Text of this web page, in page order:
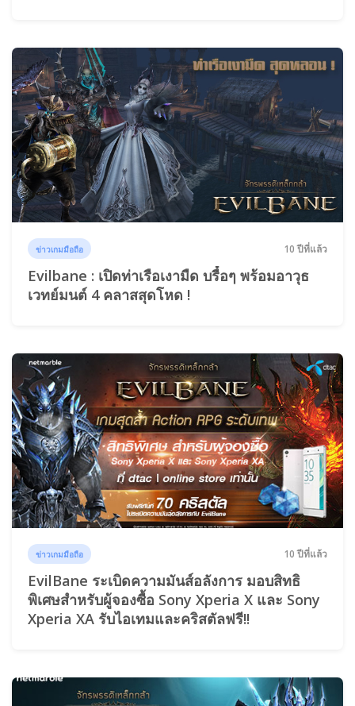
ข่าวเกมมือถือ 10 ปีที่แล้ว
Evilbane : เปิดท่าเรือเงามืด บรื๋อๆ พร้อมอาวุธ
เวทย์มนต์ 4 คลาสสุดโหด !
ข่าวเกมมือถือ 10 ปีที่แล้ว
EvilBane ระเบิดความมันส์อลังการ มอบสิทธิ
พิเศษสำหรับผู้จองซื้อ Sony Xperia X และ Sony
Xperia XA รับไอเทมและคริสตัลฟรี!!